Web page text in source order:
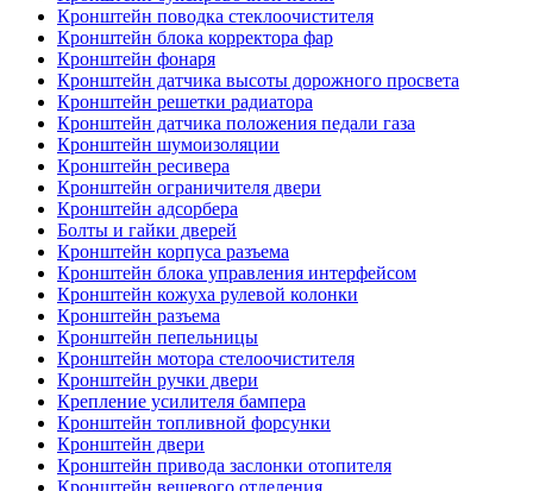
Кронштейн поводка стеклоочистителя
Кронштейн блока корректора фар
Кронштейн фонаря
Кронштейн датчика высоты дорожного просвета
Кронштейн решетки радиатора
Кронштейн датчика положения педали газа
Кронштейн шумоизоляции
Кронштейн ресивера
Кронштейн ограничителя двери
Кронштейн адсорбера
Болты и гайки дверей
Кронштейн корпуса разъема
Кронштейн блока управления интерфейсом
Кронштейн кожуха рулевой колонки
Кронштейн разъема
Кронштейн пепельницы
Кронштейн мотора стелоочистителя
Кронштейн ручки двери
Крепление усилителя бампера
Кронштейн топливной форсунки
Кронштейн двери
Кронштейн привода заслонки отопителя
Кронштейн вещевого отделения